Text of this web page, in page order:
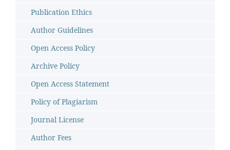
Publication Ethics
Author Guidelines
Open Access Policy
Archive Policy
Open Access Statement
Policy of Plagiarism
Journal License
Author Fees